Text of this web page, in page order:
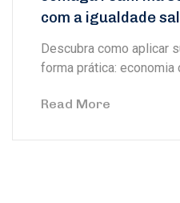
com a igualdade
Descubra como aplicar
forma prática: economia
Read More